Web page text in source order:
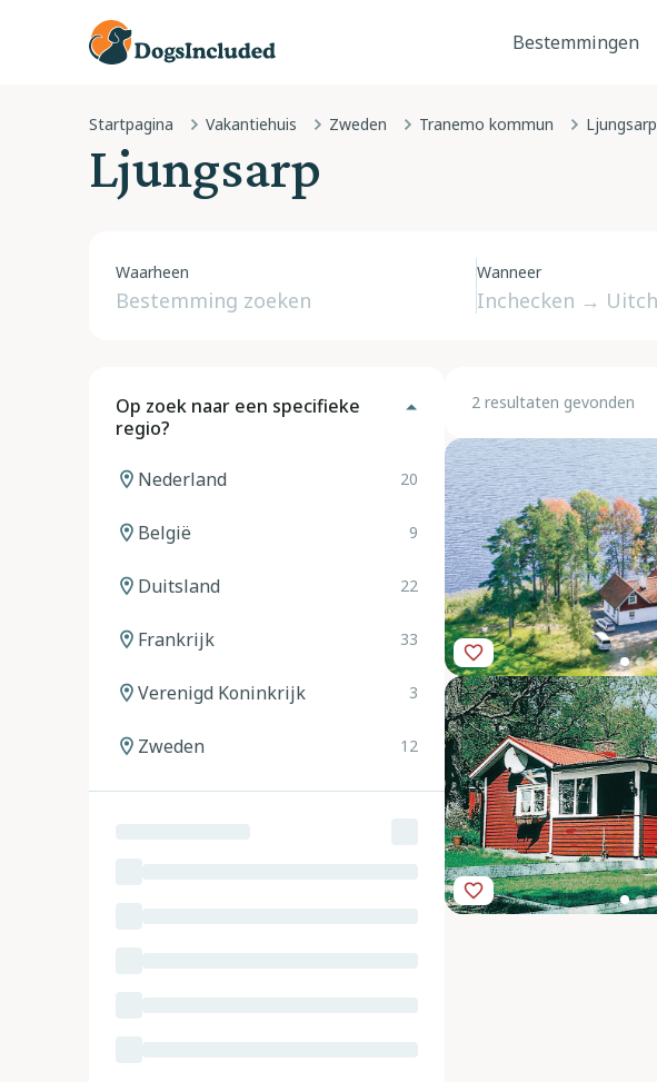
Bestemmingen
Startpagina Vakantiehuis Zweden Tranemo kommun Ljungsarp
Ljungsarp
Waarheen Wanneer
Op zoek naar een specifieke
regio?
Nederland 20
België 9
Duitsland 22
Frankrijk 33
Verenigd Koninkrijk 3
Zweden 12
Noorwegen 12
2 resultaten gevonden